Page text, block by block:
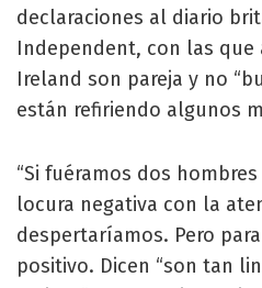
declaraciones al diario
Independent, con las que
Ireland son pareja y no
están refiriendo algunos
“Si fuéramos dos
locura negativa con la
despertaríamos. Pero
positivo. Dicen “son tan